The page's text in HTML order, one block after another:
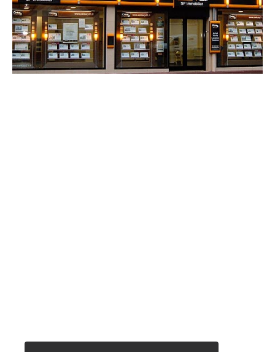
Envoyer un message
Téléphoner à l'agence